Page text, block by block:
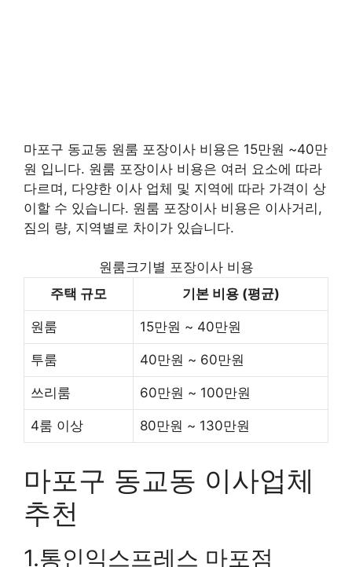
마포구 동교동 원룸 포장이사 비용은 15만원 ~40만
원 입니다. 원룸 포장이사 비용은 여러 요소에 따라
다르며, 다양한 이사 업체 및 지역에 따라 가격이 상
이할 수 있습니다. 원룸 포장이사 비용은 이사거리,
짐의 량, 지역별로 차이가 있습니다.
원룸크기별 포장이사 비용
주택 규모
기본 비용 (평균)
원룸 15만원 ~ 40만원
투룸 40만원 ~ 60만원
쓰리룸 60만원 ~ 100만원
4룸 이상 80만원 ~ 130만원
마포구 동교동 이사업체
추천
1.통인익스프레스 마포점